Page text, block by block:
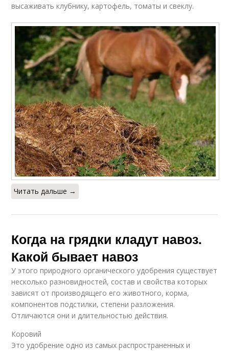
высаживать клубнику, картофель, томаты и свеклу.
Читать дальше →
Когда на грядки кладут навоз.
Какой бывает навоз
У этого природного органического удобрения существует
несколько разновидностей, состав и свойства которых
зависят от производящего его животного, корма,
компонентов подстилки, степени разложения.
Отличаются они и длительностью действия.
Коровий
Это удобрение одно из самых распространенных и